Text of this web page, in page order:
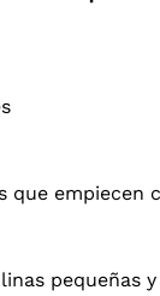
que empiecen
pequeñas y